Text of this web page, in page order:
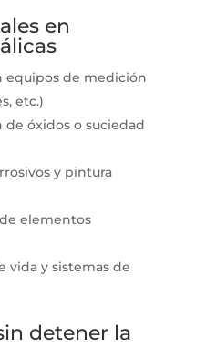
en
equipos de medición
etc.)
óxidos o suciedad
y pintura
elementos
vida y sistemas de
detener la